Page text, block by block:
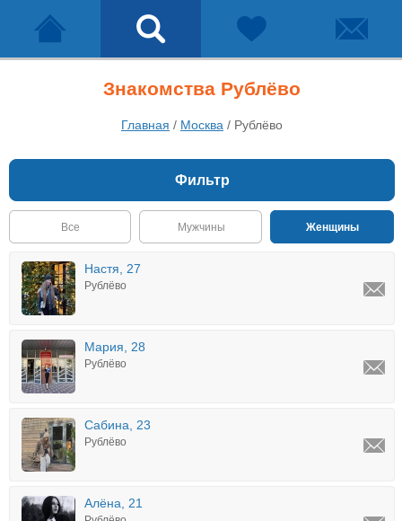
Знакомства Рублёво
Главная / Москва / Рублёво
Фильтр
Все Мужчины Женщины
Настя, 27
Рублёво
Мария, 28
Рублёво
Сабина, 23
Рублёво
Алёна, 21